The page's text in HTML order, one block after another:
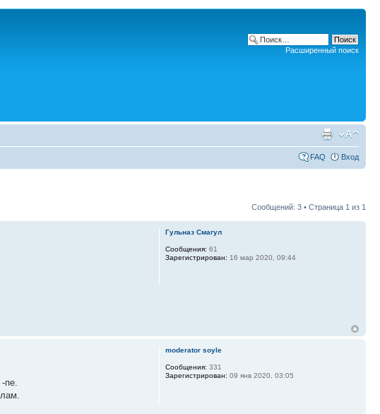
Расширенный поиск
FAQ Вход
Сообщений: 3 • Страница 1 из 1
Гульназ Смагул
Сообщения: 61
Зарегистрирован: 16 мар 2020, 09:44
пе.
moderator soyle
Сообщения: 331
Зарегистрирован: 09 янв 2020, 03:05